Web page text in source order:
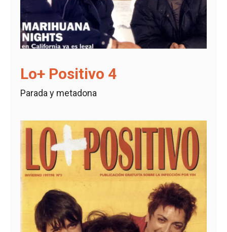
Lo+ Positivo 4
Parada y metadona